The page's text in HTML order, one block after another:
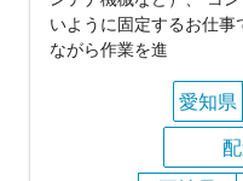
いように固定するお仕
ながら作業を進
愛知県